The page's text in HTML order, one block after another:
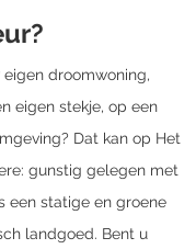
droomwoning,
eigen stekje, op een
Dat kan op Het
gunstig gelegen met
een statige en groene
landgoed. Bent u